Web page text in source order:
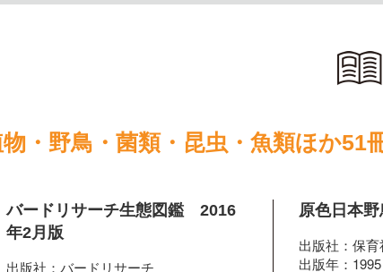
・野鳥・菌類・昆虫・魚類ほか51
バードリサーチ生態図鑑 2016
年2月版
出版社：バードリサーチ
原色日本
出版社：保育
出版年：1995